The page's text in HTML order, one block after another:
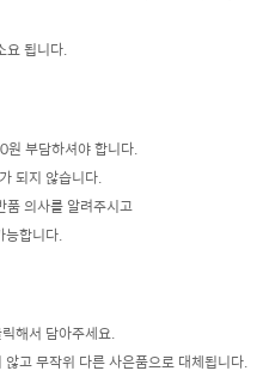
요 됩니다.
부담하셔야 합니다.
되지 않습니다.
의사를 알려주시고
합니다.
해서 담아주세요.
고 무작위 다른 사은품으로 대체됩니다.